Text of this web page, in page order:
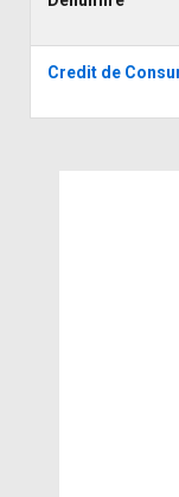
Credit de